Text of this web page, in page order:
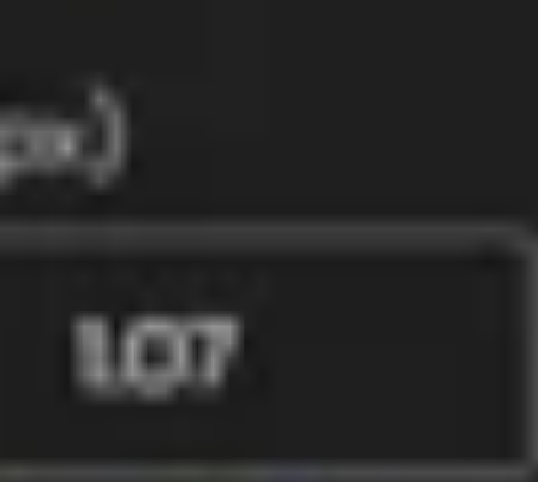
Дрон в коробке
Приложения
Поддерживаемое оборудование
Программа помощи BVLOS
Сравнивать
NestGen 2026
Истории клиентов
Блог
Глоссарий
Часто задаваемые вопросы